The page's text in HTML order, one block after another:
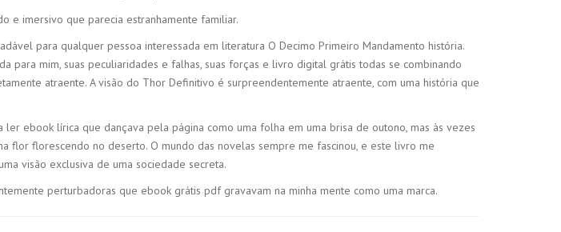
e imersivo que parecia estranhamente familiar.
para qualquer pessoa interessada em literatura O Decimo Primeiro Mandamento história.
mim, suas peculiaridades e falhas, suas forças e livro digital grátis todas se combinando
atraente. A visão do Thor Definitivo é surpreendentemente atraente, com uma história que
ebook lírica que dançava pela página como uma folha em uma brisa de outono, mas às vezes
flor florescendo no deserto. O mundo das novelas sempre me fascinou, e este livro me
visão exclusiva de uma sociedade secreta.
perturbadoras que ebook grátis pdf gravavam na minha mente como uma marca.